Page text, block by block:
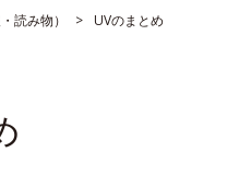
読み物） UVのまとめ